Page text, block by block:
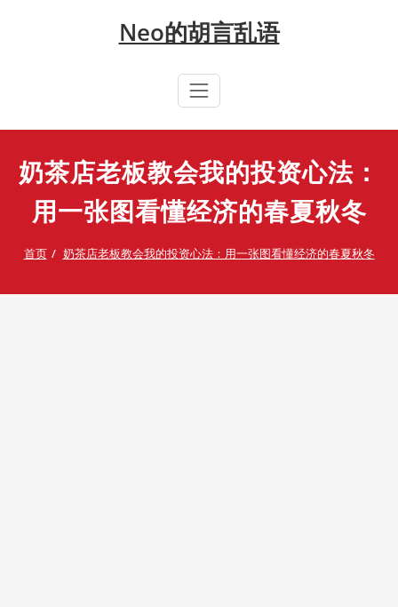
Neo的胡言乱语
奶茶店老板教会我的投资心法：
用一张图看懂经济的春夏秋冬
首页 奶茶店老板教会我的投资心法：用一张图看懂经济的春夏秋冬